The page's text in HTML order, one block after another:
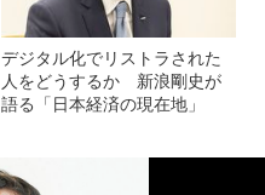
デジタル化でリストラされた
人をどうするか 新浪剛史が
語る「日本経済の現在地」